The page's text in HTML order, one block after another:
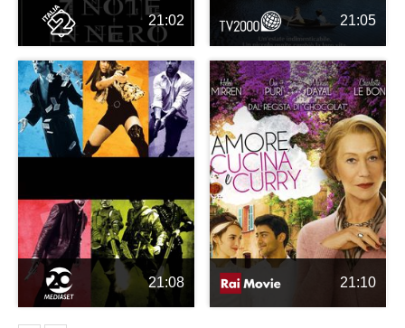
21:02 21:05
21:08 21:10